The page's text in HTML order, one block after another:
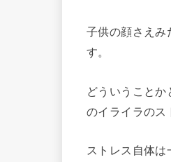
子供の顔さえみ
す。
どういうこと
のイライラのス
ストレス自体は